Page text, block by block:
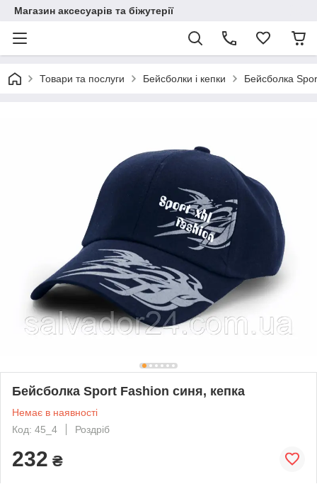
Магазин аксесуарів та біжутерії
Товари та послуги Бейсболки і кепки Бейсболка
Бейсболка Sport Fashion синя, кепка
Немає в наявності
Код: 45_4
Роздріб
232 ₴